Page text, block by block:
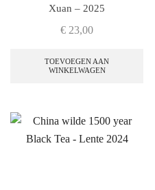
Xuan – 2025
€ 23,00
TOEVOEGEN AAN
WINKELWAGEN